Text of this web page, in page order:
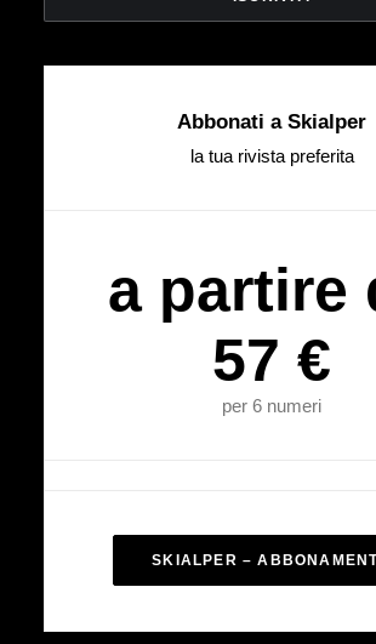
Abbonati a Skialper
la tua rivista preferita
a partire
57 €
per 6 numeri
SKIALPER –